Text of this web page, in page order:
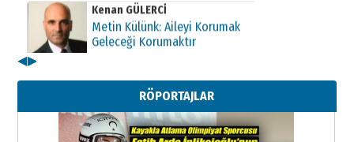
Metin Külünk: Aileyi Korumak
Geleceği Korumaktır
11 Mayıs 2026 Pazartesi
Metin Külünk: Aileyi Korumak
Geleceği Korumaktır
11 Mayıs 2026 Pazartesi
◀▶
RÖPORTAJLAR